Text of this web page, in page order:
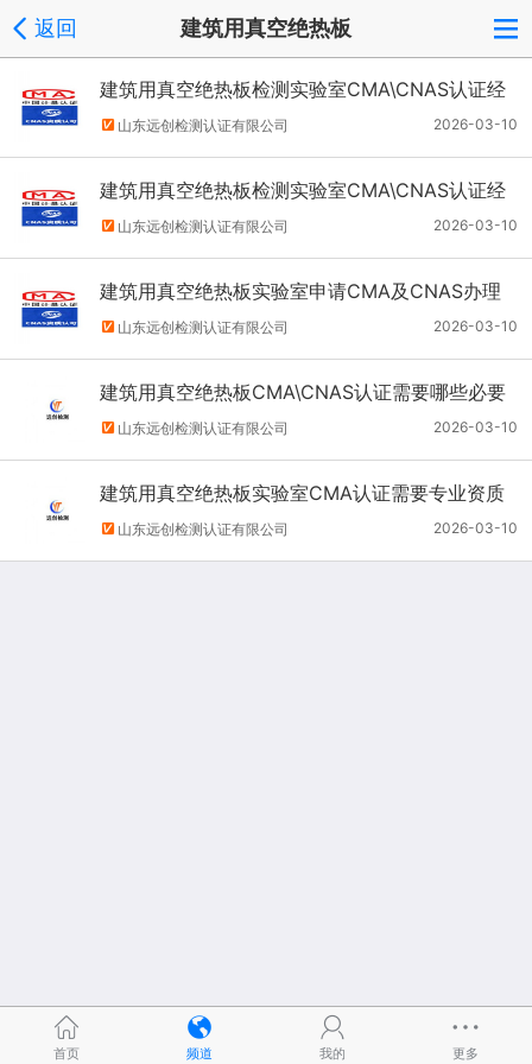
返回 建筑用真空绝热板
建筑用真空绝热板检测实验室CMA\CNAS认证经
历的必备流程
2026-03-10
山东远创检测认证有限公司
建筑用真空绝热板检测实验室CMA\CNAS认证经
历的必备流程
2026-03-10
山东远创检测认证有限公司
建筑用真空绝热板实验室申请CMA及CNAS办理
步骤及流程简单说说
2026-03-10
山东远创检测认证有限公司
建筑用真空绝热板CMA\CNAS认证需要哪些必要
条件？
2026-03-10
山东远创检测认证有限公司
建筑用真空绝热板实验室CMA认证需要专业资质
人员要求
2026-03-10
山东远创检测认证有限公司
首页 频道 我的 更多